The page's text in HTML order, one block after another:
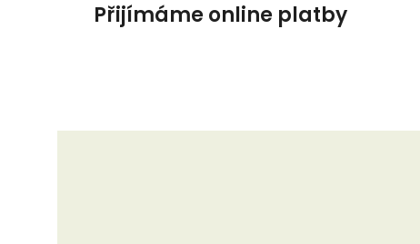
Přijímáme online platby